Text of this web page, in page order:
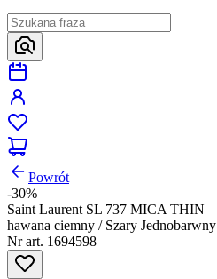
Powrót
-30%
Saint Laurent SL 737 MICA THIN
hawana ciemny / Szary Jednobarwny
Nr art. 1694598